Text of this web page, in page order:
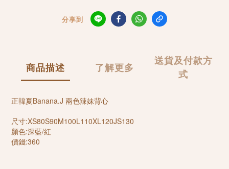
分享到
商品描述 了解更多
送貨及付款方
式
正韓夏Banana.J 兩色辣妹背心
尺寸:XS80S90M100L110XL120JS130
顏色:深藍/紅
價錢:360